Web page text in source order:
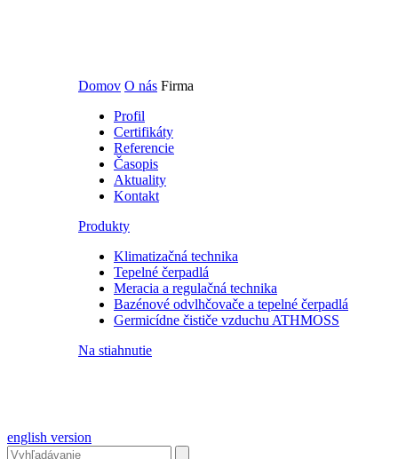
Domov O nás Firma
Profil
Certifikáty
Referencie
Časopis
Aktuality
Kontakt
Produkty
Klimatizačná technika
Tepelné čerpadlá
Meracia a regulačná technika
Bazénové odvlhčovače a tepelné čerpadlá
Germicídne čističe vzduchu ATHMOSS
Na stiahnutie
english version